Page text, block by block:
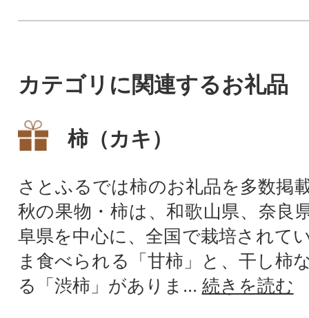
カテゴリに関連するお礼品
柿（カキ）
さとふるでは柿のお礼品を多数掲
秋の果物・柿は、和歌山県、奈良
阜県を中心に、全国で栽培されて
ま食べられる「甘柿」と、干し柿
る「渋柿」がありま... 続きを読む